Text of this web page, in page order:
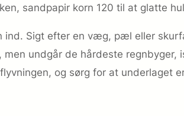
sandpapir korn 120 til at glatte
Sigt efter en væg, pæl eller
undgår de hårdeste
og sørg for at underlaget